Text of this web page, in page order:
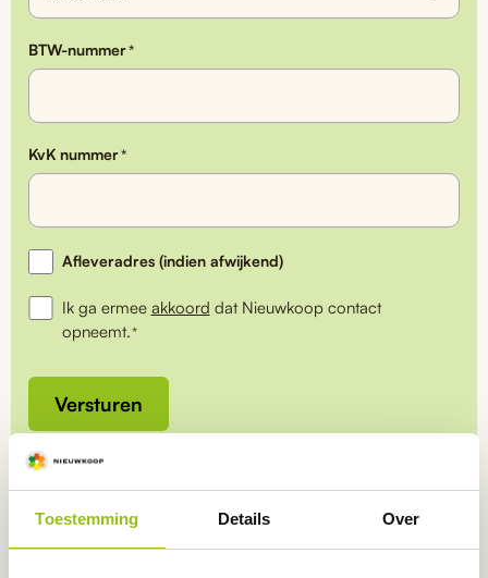
Toestemming Details Over
BTW-nummer*
KvK nummer*
Afwijkend
afleveradres
Afleveradres (indien afwijkend)
Ik ga ermee akkoord dat Nieuwkoop contact
opneemt.*
Versturen